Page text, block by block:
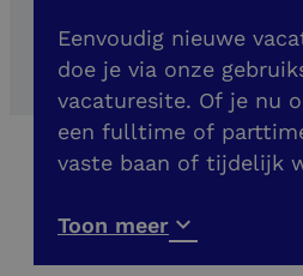
Eenvoudig nieuwe
doe je via onze
vacaturesite. Of je nu
een fulltime of
vaste baan of tijdelijk
vacatures zonder
Toon meer